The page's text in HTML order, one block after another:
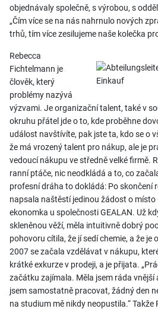
objednávaly společně, s výrobou, s
„Čím více se na nás nahrnulo nových
trhů, tím více zesilujeme naše kolečka
Rebecca
Fichtelmann je
člověk, který
problémy nazývá
výzvami. Je organizační talent, také v
okruhu přátel jde o to, kde proběhne
událost navštívíte, pak jste ta, kdo se o
že má vrozený talent pro nákup, ale je
vedoucí nákupu ve středně velké firmě.
ranní ptáče, nic neodkládá a to, co
profesní dráha to dokládá: Po skončení
napsala naštěstí jedinou žádost o
ekonomka u společnosti GEALAN. Už
skleněnou věží, měla intuitivně dobrý
pohovoru cítila, že jí sedí chemie, a že je
2007 se začala vzdělávat v nákupu,
krátké exkurze v prodeji, a je přijata.
začátku zajímala. Měla jsem ráda
jsem samostatně pracovat, žádný den
na studium mě nikdy neopustila.“ Takže